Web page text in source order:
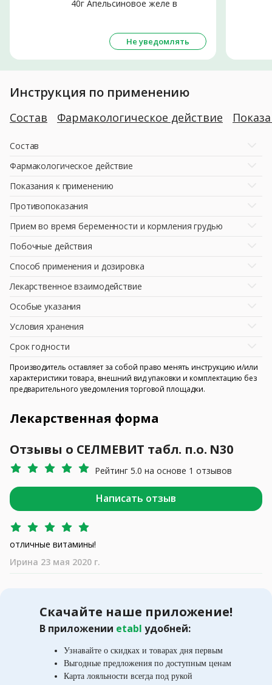
40г Апельсиновое желе в
Не уведомлять
Инструкция по применению
Состав Фармакологическое действие
Состав
Фармакологическое действие
Показания к применению
Противопоказания
Прием во время беременности и кормления грудью
Побочные действия
Способ применения и дозировка
Лекарственное взаимодействие
Особые указания
Условия хранения
Срок годности
Производитель оставляет за собой право менять инструкцию и/или
характеристики товара, внешний вид упаковки и комплектацию без
предварительного уведомления торговой площадки.
Лекарственная форма
Отзывы о СЕЛМЕВИТ табл. п.о. N30
Рейтинг 5.0 на основе 1 отзывов
Написать отзыв
отличные витамины!
Ирина 23 мая 2020 г.
Скачайте наше приложение!
В приложении etabl удобней:
Узнавайте о скидках и товарах дня первым
Выгодные предложения по доступным ценам
Карта лояльности всегда под рукой